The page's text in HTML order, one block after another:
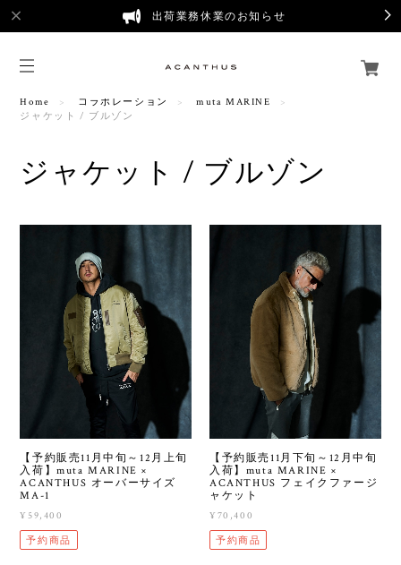
出荷業務休業のお知らせ
Home コラボレーション
muta MARINE
ジャケット / ブルゾン
ジャケット / ブルゾン
【予約販売11月中旬～12月上旬
入荷】muta MARINE ×
ACANTHUS オーバーサイズ
MA-1
¥59,400
予約商品
【予約販売11月下旬～12月中旬
入荷】muta MARINE ×
ACANTHUS フェイクファージ
ャケット
¥70,400
予約商品